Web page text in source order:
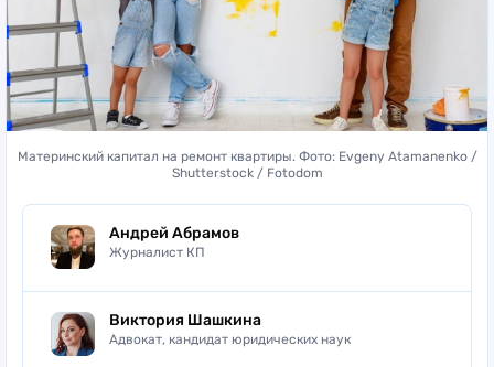
Материнский капитал на ремонт квартиры. Фото: Evgeny Atamanenko /
Shutterstock / Fotodom
Андрей Абрамов
Журналист КП
Виктория Шашкина
Адвокат, кандидат юридических наук